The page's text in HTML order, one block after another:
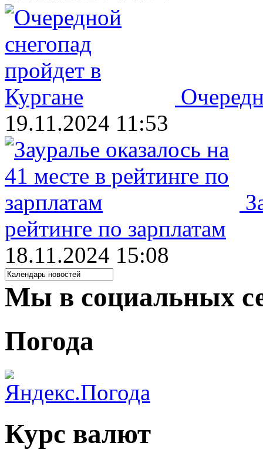
19.11.2024 11:53
рейтинге по зарплатам
18.11.2024 15:08
Мы в социальных
Погода
Курс валют